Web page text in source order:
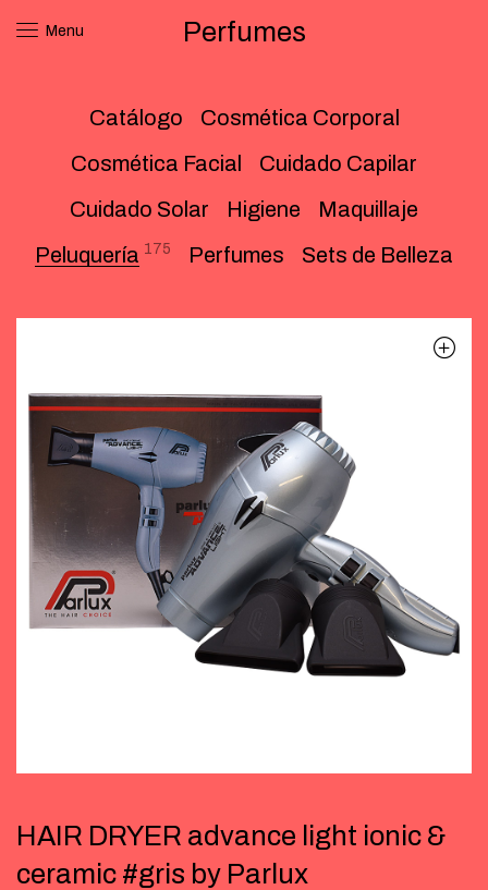
Menu Perfumes
Catálogo
Cosmética Corporal
Cosmética Facial
Cuidado Capilar
Cuidado Solar
Higiene
Maquillaje
Peluquería 175 Perfumes Sets de Belleza
HAIR DRYER advance light ionic &
ceramic #gris by Parlux